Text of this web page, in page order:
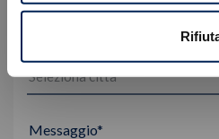
Messaggio*